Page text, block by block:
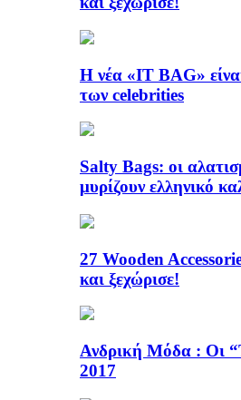
Η νέα «IT BAG»
των celebrities
Salty Bags: οι
μυρίζουν ελληνικό
27 Wooden
και ξεχώρισε!
Ανδρική Μόδα : Οι
2017